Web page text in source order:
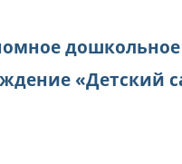
дошкольное
«Детский